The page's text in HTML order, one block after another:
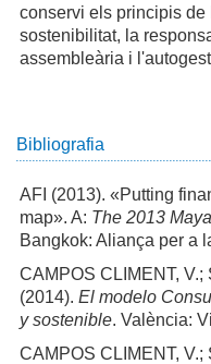
conservi els principis
sostenibilitat, la
assembleària i
Bibliografia
AFI (2013). «Putting
map». A: The 2013
Bangkok: Aliança per a
CAMPOS CLIMENT,
(2014). El modelo
y sostenible. València:
CAMPOS CLIMENT,